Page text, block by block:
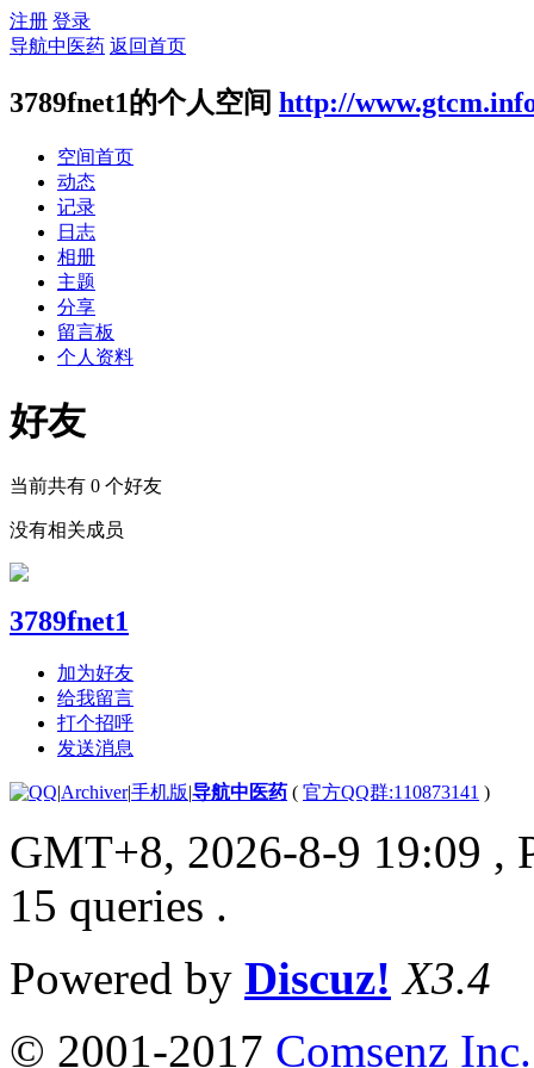
注册 登录
导航中医药 返回首页
3789fnet1的个人空间 http://
空间首页
动态
记录
日志
相册
主题
分享
留言板
个人资料
好友
当前共有 0 个好友
没有相关成员
3789fnet1
加为好友
给我留言
打个招呼
发送消息
|Archiver|手机版|导航中医药 ( 官方QQ群:110873141 )
GMT+8, 2026-8-9 19:09 ,
15 queries .
Powered by Discuz! X3.4
© 2001-2017 Comsenz Inc.